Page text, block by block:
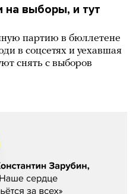
на выборы, и тут
партию в бюллетене
в соцсетях и уехавшая
снять с выборов